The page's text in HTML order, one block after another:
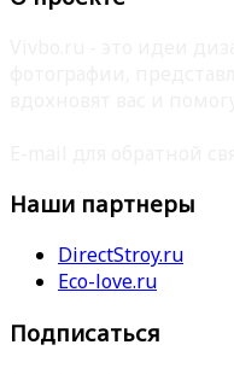
Наши партнеры
DirectStroy.ru
Eco-love.ru
Подписаться